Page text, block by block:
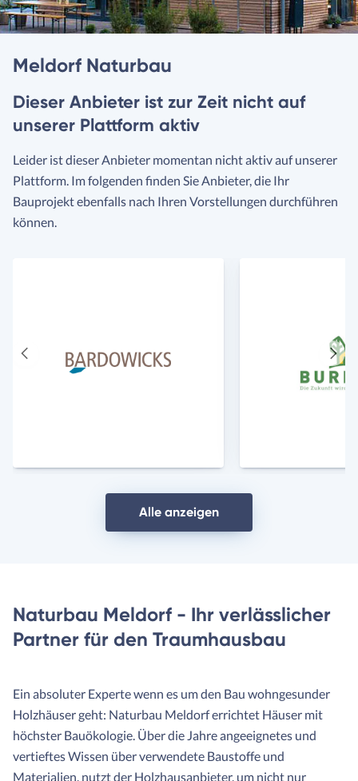
Meldorf Naturbau
Dieser Anbieter ist zur Zeit nicht auf
unserer Plattform aktiv
Leider ist dieser Anbieter momentan nicht aktiv auf unserer
Plattform. Im folgenden finden Sie Anbieter, die Ihr
Bauprojekt ebenfalls nach Ihren Vorstellungen durchführen
können.
Vorheriger
Alle anzeigen
Naturbau Meldorf - Ihr verlässlicher
Partner für den Traumhausbau
Ein absoluter Experte wenn es um den Bau wohngesunder
Holzhäuser geht: Naturbau Meldorf errichtet Häuser mit
höchster Bauökologie. Über die Jahre angeeignetes und
vertieftes Wissen über verwendete Baustoffe und
Materialien, nutzt der Holzhausanbieter, um nicht nur